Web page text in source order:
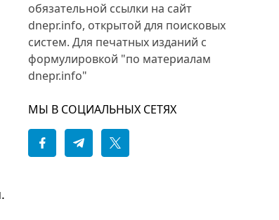
обязательной ссылки на сайт
dnepr.info, открытой для поисковых
систем. Для печатных изданий с
формулировкой "по материалам
dnepr.info"
МЫ В СОЦИАЛЬНЫХ СЕТЯХ